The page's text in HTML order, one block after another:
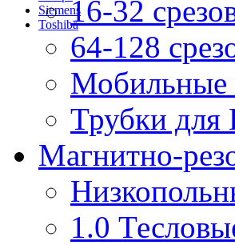
Siemens
Toshiba16-32
64-128
Мобильные
Трубки для
Магнитно-
1.0